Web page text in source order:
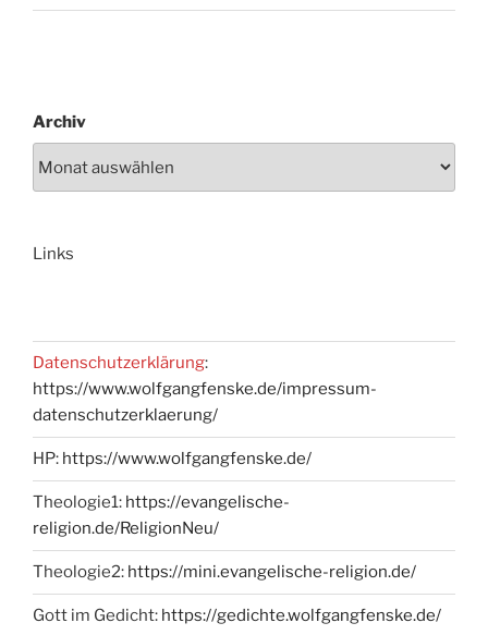
Archiv
Links
Datenschutzerklärung:
https://www.wolfgangfenske.de/impressum-
datenschutzerklaerung/
HP: https://www.wolfgangfenske.de/
Theologie1: https://evangelische-
religion.de/ReligionNeu/
Theologie2: https://mini.evangelische-religion.de/
Gott im Gedicht: https://gedichte.wolfgangfenske.de/